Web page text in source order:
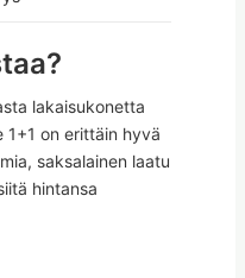
lakaisukonetta
on erittäin hyvä
saksalainen laatu
hintansa